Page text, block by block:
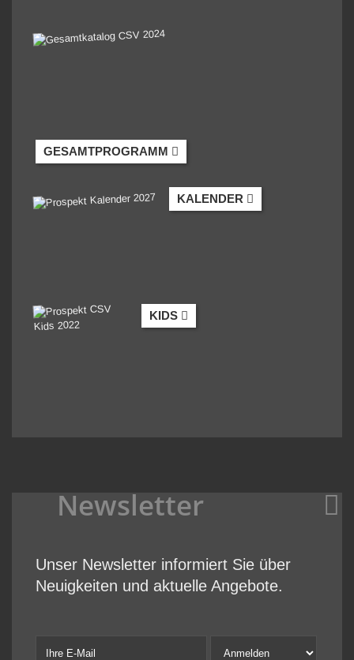
GESAMTPROGRAMM
KALENDER
KIDS
Newsletter
Unser Newsletter informiert Sie über
Neuigkeiten und aktuelle Angebote.